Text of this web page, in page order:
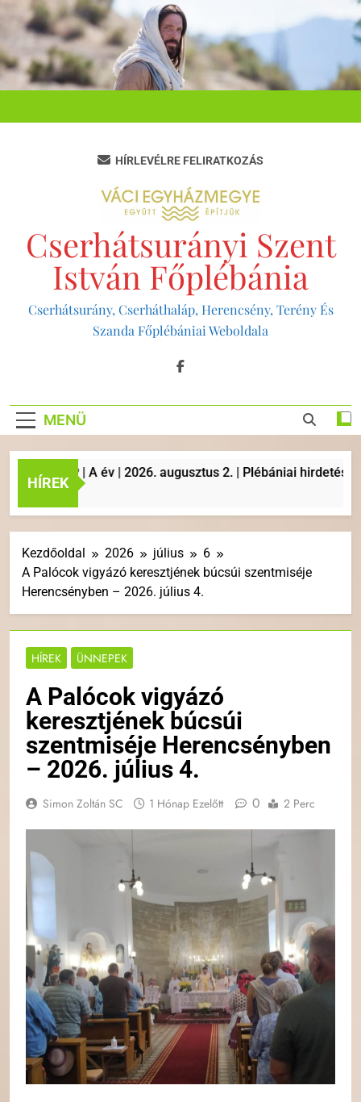
Ugrás
tartalomra
Cserhátsurányi Szent
István Főplébánia
Cserhátsurány, Cserháthaláp, Herencsény, Terény És
Szanda Főplébániai Weboldala
HÍRLEVÉLRE FELIRATKOZÁS
MENÜ
HÍREK
| A év | 2026. augusztus 2. | Plébániai hirdetések,
Kezdőoldal 2026 július
6
A Palócok vigyázó keresztjének búcsúi szentmiséje
Herencsényben – 2026. július 4.
HÍREK ÜNNEPEK
A Palócok vigyázó
keresztjének búcsúi
szentmiséje Herencsényben
– 2026. július 4.
Simon Zoltán SC 1 Hónap Ezelőtt 0 2 Perc